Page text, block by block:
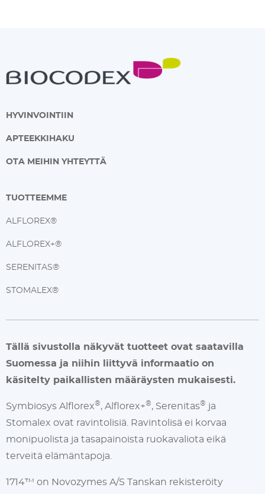
HYVINVOINTIIN
APTEEKKIHAKU
OTA MEIHIN YHTEYTTÄ
TUOTTEEMME
ALFLOREX®
ALFLOREX+®
SERENITAS®
STOMALEX®
Tällä sivustolla näkyvät tuotteet ovat saatavilla
Suomessa ja niihin liittyvä informaatio on
käsitelty paikallisten määräysten mukaisesti.
Symbiosys Alflorex®, Alflorex+®, Serenitas® ja
Stomalex ovat ravintolisiä. Ravintolisä ei korvaa
monipuolista ja tasapainoista ruokavaliota eikä
terveitä elämäntapoja.
1714™ on Novozymes A/S Tanskan rekisteröity